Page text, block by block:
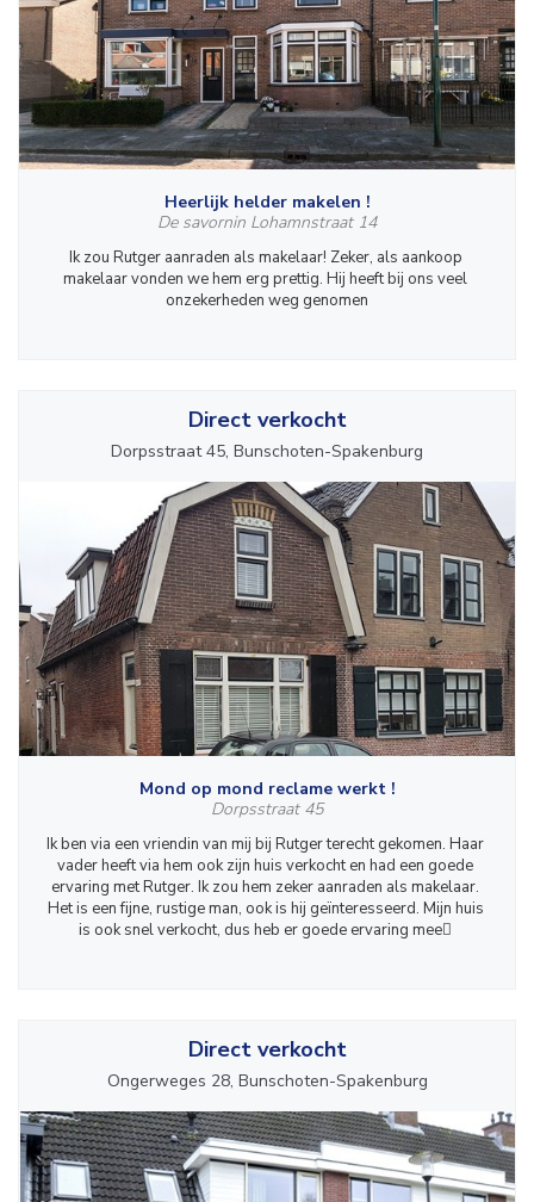
Heerlijk helder makelen !
De savornin Lohamnstraat 14
Ik zou Rutger aanraden als makelaar! Zeker, als aankoop
makelaar vonden we hem erg prettig. Hij heeft bij ons veel
onzekerheden weg genomen
Direct verkocht
Dorpsstraat 45, Bunschoten-Spakenburg
Mond op mond reclame werkt !
Dorpsstraat 45
Ik ben via een vriendin van mij bij Rutger terecht gekomen. Haar
vader heeft via hem ook zijn huis verkocht en had een goede
ervaring met Rutger. Ik zou hem zeker aanraden als makelaar.
Het is een fijne, rustige man, ook is hij geïnteresseerd. Mijn huis
is ook snel verkocht, dus heb er goede ervaring mee
Direct verkocht
Ongerweges 28, Bunschoten-Spakenburg